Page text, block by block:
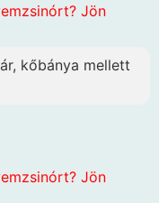
Jön
kőbánya mellett
Jön